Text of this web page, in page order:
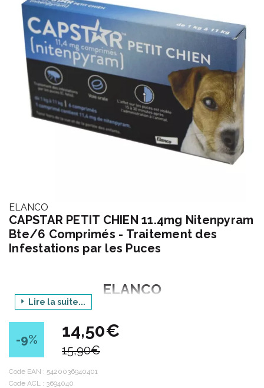
ELANCO
CAPSTAR PETIT CHIEN 11.4mg Nitenpyram
Bte/6 Comprimés - Traitement des
Infestations par les Puces
ELANCO
Gamme : CAPSTAR
Produit : PETIT CHIEN 11.4 mg NITENPYRAM
Conditionnement : boite de 6 comprimés
Code ACL : 3694040
Lire la suite...
-9% 14,50€
15,90€
Code EAN : 5420036940401
Code ACL : 3694040